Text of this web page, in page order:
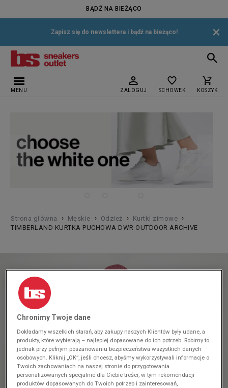
BĄDŹ NA BIEŻĄCO
Zapisz się do newslettera i bądź na bieżąco! ×
MENU ZALOGUJ SCHOWEK KOSZYK
Strona główna › Męskie › Odzież › Kurtki zimowe ›
TIMBERLAND KURTKA PUCHOWA DWR OUTDOOR ARCHIVE
Chronimy Twoje dane
Dokładamy wszelkich starań, aby zakupy naszych Klientów były udane, a
produkty, które wybierają – najlepiej dopasowane do ich potrzeb. Robimy to
jednak przy pełnym poszanowaniu bezpieczeństwa wszystkich danych
osobowych. Kliknij „OK”, jeśli chcesz, abyśmy wykorzystywali informacje o
Twoich zachowaniach na naszej stronie do przygotowania
personalizowanych specjalnie dla Ciebie treści, w tym rekomendacji
produktów dopasowanych do Twoich potrzeb i zainteresowań,